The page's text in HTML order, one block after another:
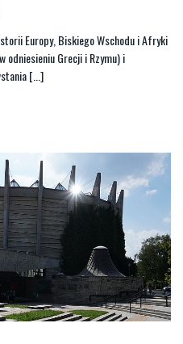
Europy, Biskiego Wschodu i Afryki
odniesieniu Grecji i Rzymu) i
[...]